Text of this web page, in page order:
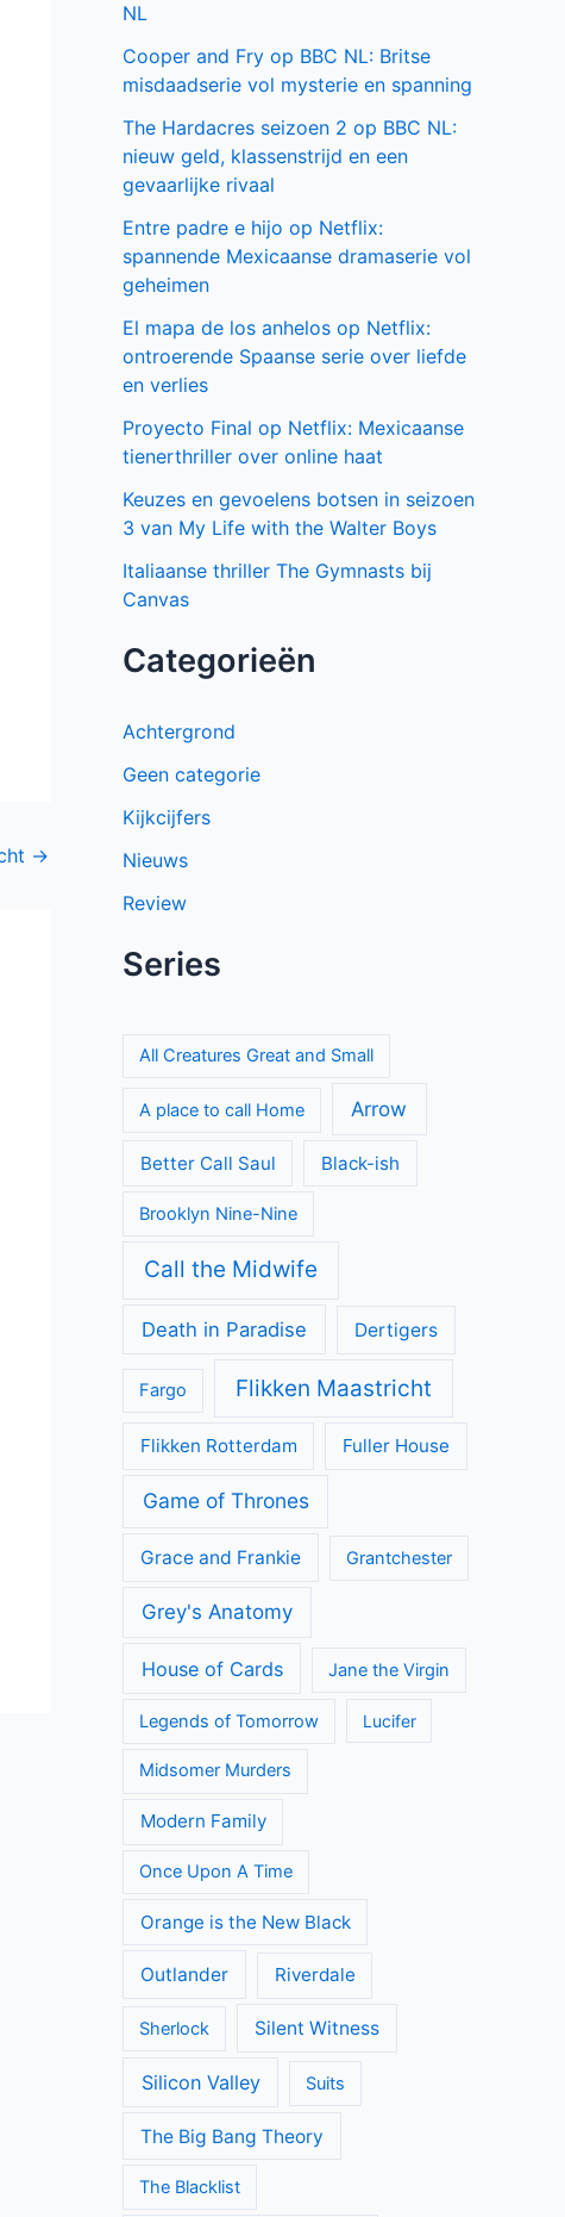
→
NL
Cooper and Fry op BBC NL: Britse
misdaadserie vol mysterie en spanning
The Hardacres seizoen 2 op BBC NL:
nieuw geld, klassenstrijd en een
gevaarlijke rivaal
Entre padre e hijo op Netflix:
spannende Mexicaanse dramaserie vol
geheimen
El mapa de los anhelos op Netflix:
ontroerende Spaanse serie over liefde
en verlies
Proyecto Final op Netflix: Mexicaanse
tienerthriller over online haat
Keuzes en gevoelens botsen in seizoen
3 van My Life with the Walter Boys
Italiaanse thriller The Gymnasts bij
Canvas
Categorieën
Achtergrond
Geen categorie
Kijkcijfers
Nieuws
Review
Series
All Creatures Great and Small
A place to call Home Arrow
Better Call Saul Black-ish
Brooklyn Nine-Nine
Call the Midwife
Death in Paradise Dertigers
Fargo Flikken Maastricht
Flikken Rotterdam Fuller House
Game of Thrones
Grace and Frankie Grantchester
Grey's Anatomy
House of Cards Jane the Virgin
Legends of Tomorrow Lucifer
Midsomer Murders
Modern Family
Once Upon A Time
Orange is the New Black
Outlander Riverdale
Sherlock Silent Witness
Silicon Valley Suits
The Big Bang Theory
The Blacklist